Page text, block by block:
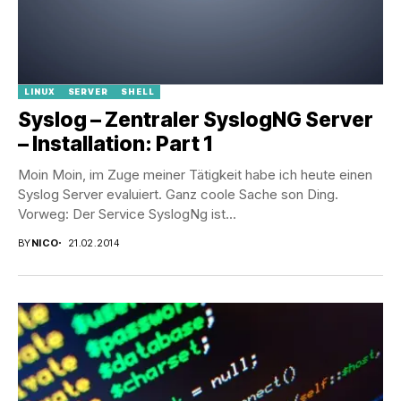
LINUX SERVER SHELL
Syslog – Zentraler SyslogNG Server
– Installation: Part 1
Moin Moin, im Zuge meiner Tätigkeit habe ich heute einen
Syslog Server evaluiert. Ganz coole Sache son Ding.
Vorweg: Der Service SyslogNg ist...
BYNICO 21.02.2014